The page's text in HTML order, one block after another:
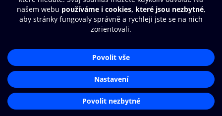
© O2 Czech Republic a.s.
Zásady zpracování osobních údajů
Nastavení cookies
Aplikace O2 Knihovna
Čti a poslouchej své e-knihy a
audioknihy rychleji a pohodlněji.